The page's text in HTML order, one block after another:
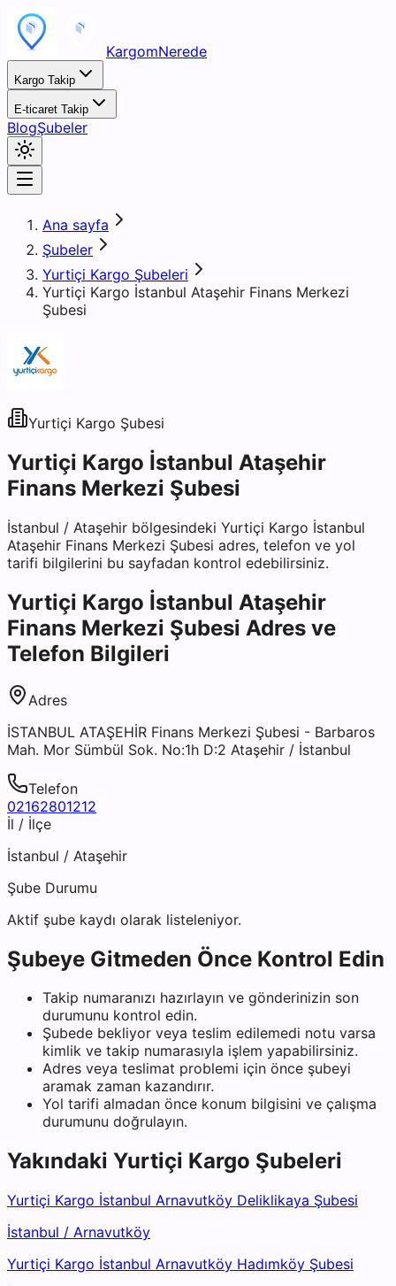
KargomNerede
Kargo Takip
E-ticaret Takip
BlogŞubeler
Ana sayfa
Şubeler
Yurtiçi Kargo Şubeleri
Yurtiçi Kargo İstanbul Ataşehir Finans Merkezi
Şubesi
Yurtiçi Kargo Şubesi
Yurtiçi Kargo İstanbul Ataşehir
Finans Merkezi Şubesi
İstanbul / Ataşehir bölgesindeki Yurtiçi Kargo İstanbul
Ataşehir Finans Merkezi Şubesi adres, telefon ve yol
tarifi bilgilerini bu sayfadan kontrol edebilirsiniz.
Yurtiçi Kargo İstanbul Ataşehir
Finans Merkezi Şubesi Adres ve
Telefon Bilgileri
Adres
İSTANBUL ATAŞEHİR Finans Merkezi Şubesi - Barbaros
Mah. Mor Sümbül Sok. No:1h D:2 Ataşehir / İstanbul
Telefon
02162801212
İl / İlçe
İstanbul / Ataşehir
Şube Durumu
Aktif şube kaydı olarak listeleniyor.
Şubeye Gitmeden Önce Kontrol Edin
Takip numaranızı hazırlayın ve gönderinizin son
durumunu kontrol edin.
Şubede bekliyor veya teslim edilemedi notu varsa
kimlik ve takip numarasıyla işlem yapabilirsiniz.
Adres veya teslimat problemi için önce şubeyi
aramak zaman kazandırır.
Yol tarifi almadan önce konum bilgisini ve çalışma
durumunu doğrulayın.
Yakındaki Yurtiçi Kargo Şubeleri
Yurtiçi Kargo İstanbul Arnavutköy Deliklikaya Şubesi
İstanbul / Arnavutköy
Yurtiçi Kargo İstanbul Arnavutköy Hadımköy Şubesi